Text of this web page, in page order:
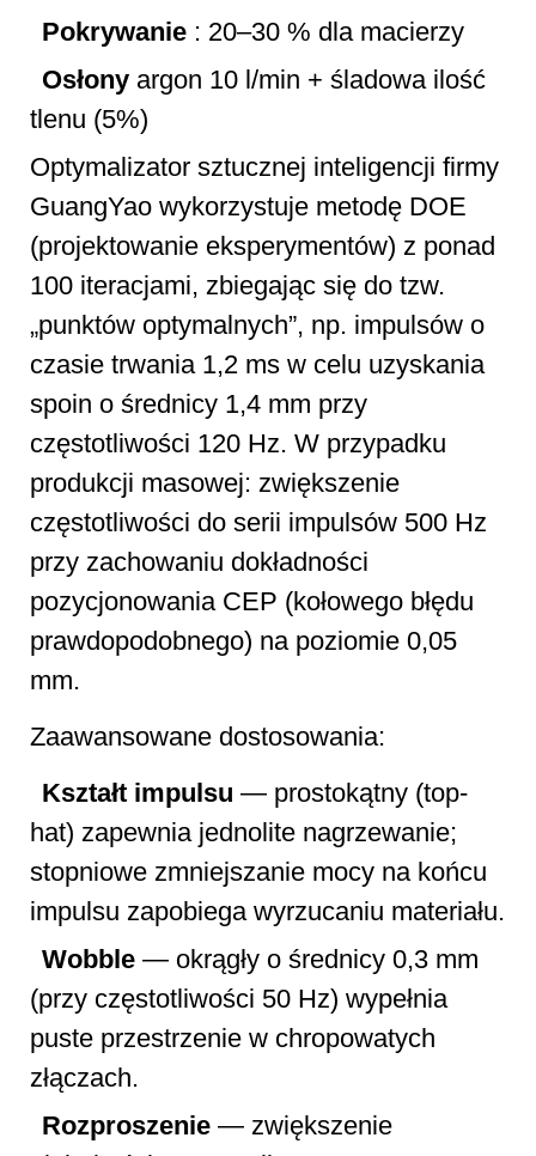
Pokrywanie : 20–30 % dla macierzy
Osłony argon 10 l/min + śladowa ilość
tlenu (5%)
Optymalizator sztucznej inteligencji firmy
GuangYao wykorzystuje metodę DOE
(projektowanie eksperymentów) z ponad
100 iteracjami, zbiegając się do tzw.
„punktów optymalnych”, np. impulsów o
czasie trwania 1,2 ms w celu uzyskania
spoin o średnicy 1,4 mm przy
częstotliwości 120 Hz. W przypadku
produkcji masowej: zwiększenie
częstotliwości do serii impulsów 500 Hz
przy zachowaniu dokładności
pozycjonowania CEP (kołowego błędu
prawdopodobnego) na poziomie 0,05
mm.
Zaawansowane dostosowania:
Kształt impulsu — prostokątny (top-
hat) zapewnia jednolite nagrzewanie;
stopniowe zmniejszanie mocy na końcu
impulsu zapobiega wyrzucaniu materiału.
Wobble — okrągły o średnicy 0,3 mm
(przy częstotliwości 50 Hz) wypełnia
puste przestrzenie w chropowatych
złączach.
Rozproszenie — zwiększenie